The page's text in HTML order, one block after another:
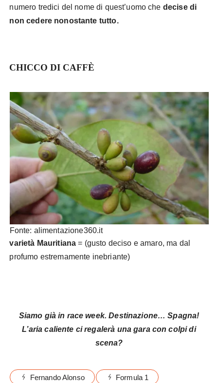
numero tredici del nome di quest’uomo che decise di
non cedere nonostante tutto.
CHICCO DI CAFFÈ
Fonte: alimentazione360.it
varietà Mauritiana = (gusto deciso e amaro, ma dal
profumo estremamente inebriante)
Siamo già in race week. Destinazione… Spagna!
L’aria caliente ci regalerà una gara con colpi di
scena?
Fernando Alonso Formula 1